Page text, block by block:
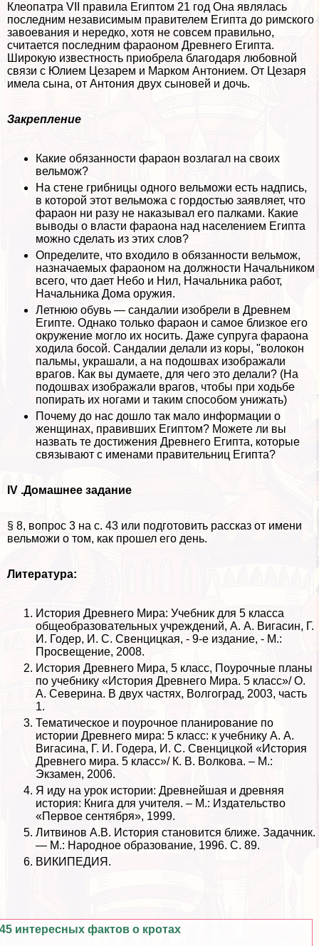
Клеопатра VII правила Египтом 21 год Она являлась
последним независимым правителем Египта до римского
завоевания и нередко, хотя не совсем правильно,
считается последним фараоном Древнего Египта.
Широкую известность приобрела благодаря любовной
связи с Юлием Цезарем и Марком Антонием. От Цезаря
имела сына, от Антония двух сыновей и дочь.
Закрепление
Какие обязанности фараон возлагал на своих
вельмож?
На стене грибницы одного вельможи есть надпись,
в которой этот вельможа с гордостью заявляет, что
фараон ни разу не наказывал его палками. Какие
выводы о власти фараона над населением Египта
можно сделать из этих слов?
Определите, что входило в обязанности вельмож,
назначаемых фараоном на должности Начальником
всего, что дает Небо и Нил, Начальника работ,
Начальника Дома оружия.
Летнюю обувь — сандалии изобрели в Древнем
Египте. Однако только фараон и самое близкое его
окружение могло их носить. Даже супруга фараона
ходила босой. Сандалии делали из коры, "волокон
пальмы, украшали, а на подошвах изображали
врагов. Как вы думаете, для чего это делали? (На
подошвах изображали врагов, чтобы при ходьбе
попирать их ногами и таким способом унижать)
Почему до нас дошло так мало информации о
женщинах, правивших Египтом? Можете ли вы
назвать те достижения Древнего Египта, которые
связывают с именами правительниц Египта?
IV .Домашнее задание
§ 8, вопрос 3 на с. 43 или подготовить рассказ от имени
вельможи о том, как прошел его день.
Литература:
История Древнего Мира: Учебник для 5 класса
общеобразовательных учреждений, А. А. Вигасин, Г.
И. Годер, И. С. Свенцицкая, - 9-е издание, - М.:
Просвещение, 2008.
История Древнего Мира, 5 класс, Поурочные планы
по учебнику «История Древнего Мира. 5 класс»/ О.
А. Северина. В двух частях, Волгоград, 2003, часть
1.
Тематическое и поурочное планирование по
истории Древнего мира: 5 класс: к учебнику А. А.
Вигасина, Г. И. Годера, И. С. Свенцицкой «История
Древнего мира. 5 класс»/ К. В. Волкова. – М.:
Экзамен, 2006.
Я иду на урок истории: Древнейшая и древняя
история: Книга для учителя. – М.: Издательство
«Первое сентября», 1999.
Литвинов А.В. История становится ближе. Задачник.
— М.: Народное образование, 1996. С. 89.
ВИКИПЕДИЯ.
45 интересных фактов о кротах